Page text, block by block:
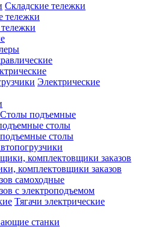
Складские тележки
тележки
Электрические
Столы подъемные
столы
столы
комплектовщики заказов
самоходные
с электроподъемом
Тягачи электрические